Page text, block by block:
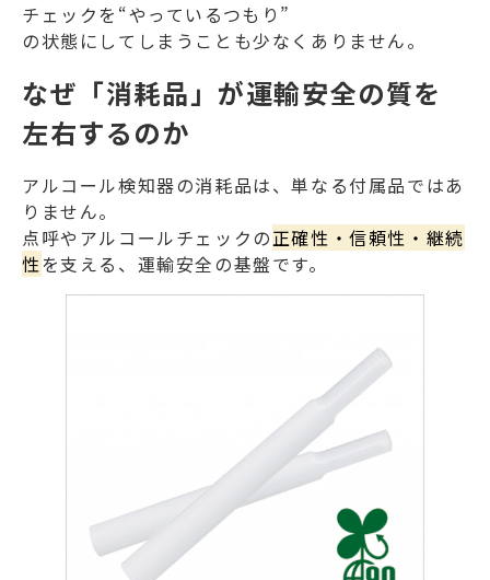
チェックを“やっているつもり”
の状態にしてしまうことも少なくありません。
なぜ「消耗品」が運輸安全の質を
左右するのか
アルコール検知器の消耗品は、単なる付属品ではあ
りません。
点呼やアルコールチェックの正確性・信頼性・継続
性を支える、運輸安全の基盤です。